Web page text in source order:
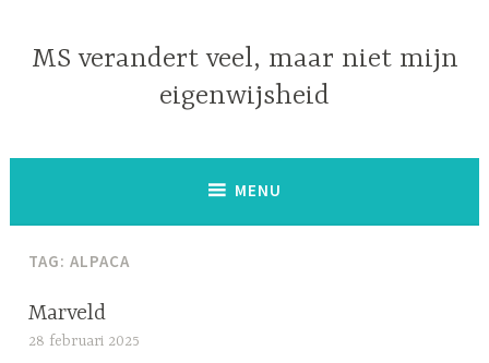
inhoud
MS verandert veel, maar niet mijn
eigenwijsheid
MENU
TAG:ALPACA
Marveld
28 februari 2025